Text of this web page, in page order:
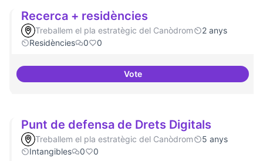
Recerca + residències
Treballem el pla estratègic del Canòdrom
2 anys
Residències
0 0
VoteRecerca + residències
Punt de defensa de Drets Digitals
Treballem el pla estratègic del Canòdrom
5 anys
Intangibles
0 0